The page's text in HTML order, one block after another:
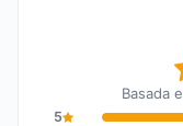
Basada
5